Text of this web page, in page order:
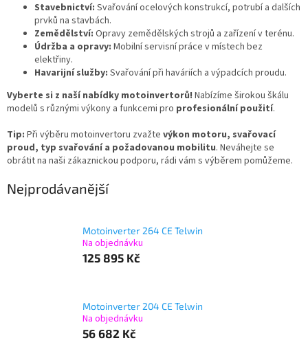
Stavebnictví: Svařování ocelových konstrukcí, potrubí a dalších
prvků na stavbách.
Zemědělství: Opravy zemědělských strojů a zařízení v terénu.
Údržba a opravy: Mobilní servisní práce v místech bez
elektřiny.
Havarijní služby: Svařování při haváriích a výpadcích proudu.
Vyberte si z naší nabídky motoinvertorů! Nabízíme širokou škálu
modelů s různými výkony a funkcemi pro profesionální použití.
Tip: Při výběru motoinvertoru zvažte výkon motoru, svařovací
proud, typ svařování a požadovanou mobilitu. Neváhejte se
obrátit na naši zákaznickou podporu, rádi vám s výběrem pomůžeme.
Nejprodávanější
Motoinverter 264 CE Telwin
Na objednávku
125 895 Kč
Motoinverter 204 CE Telwin
Na objednávku
56 682 Kč